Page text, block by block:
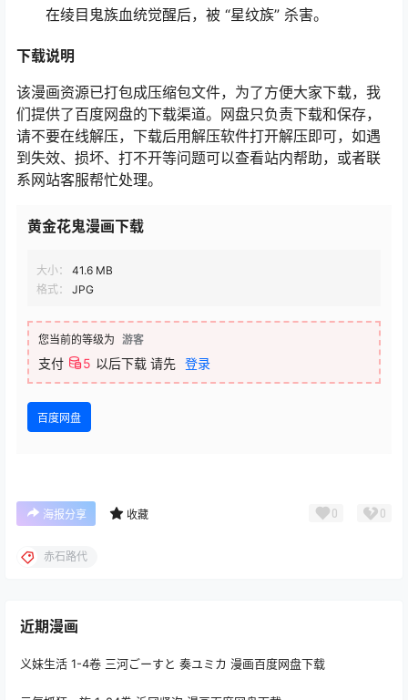
在绫目鬼族血统觉醒后，被 “星纹族” 杀害。
下载说明
该漫画资源已打包成压缩包文件，为了方便大家下载，我
们提供了百度网盘的下载渠道。网盘只负责下载和保存，
请不要在线解压，下载后用解压软件打开解压即可，如遇
到失效、损坏、打不开等问题可以查看站内帮助，或者联
系网站客服帮忙处理。
黄金花鬼漫画下载
大小：
41.6 MB
格式：
JPG
您当前的等级为 游客
支付 5 以后下载 请先 登录
百度网盘
海报分享 收藏 0 0
赤石路代
近期漫画
义妹生活 1-4卷 三河ごーすと 奏ユミカ 漫画百度网盘下载